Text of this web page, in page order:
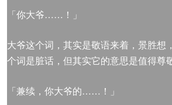
「你大爷……！」
大爷这个词，其实是敬语来着，景胜想
个词是脏话，但其实它的意思是值得尊
「兼续，你大爷的……！」